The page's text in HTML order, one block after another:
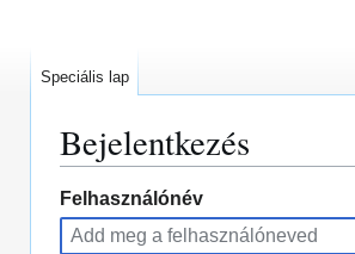
Bejelentkezés
Ugrás
a
Ugrás
a
Felhasználónév
Speciális lap